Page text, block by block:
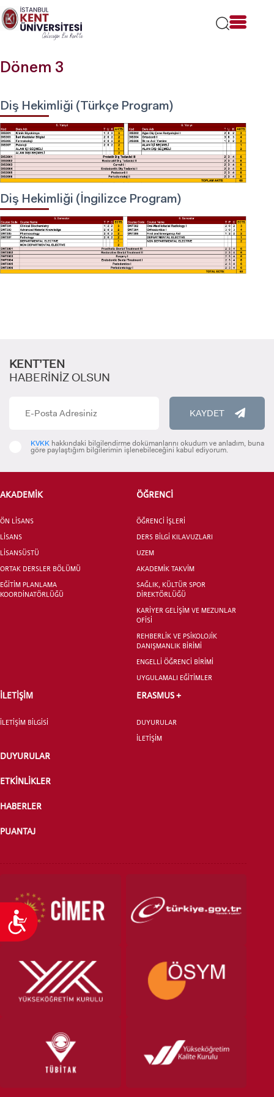
Lütfen
dikkat:
Bu
bir
içerir.
Ulaşılabilirlik
ADAY ÖĞRENCİ
INTERNATIONAL
LİSANSÜSTÜ EĞİTİM ENSTİTÜSÜ
ADAYLARI
Dönem 3
Diş Hekimliği (Türkçe Program)
Diş Hekimliği (İngilizce Program)
KENT’TEN
HABERİNİZ OLSUN
KAYDET
KVKK hakkındaki bilgilendirme dokümanlarını okudum ve anladım, buna
göre paylaştığım bilgilerimin işlenebileceğini kabul ediyorum.
AKADEMİK
ÖN LİSANS
LİSANS
LİSANSÜSTÜ
ORTAK DERSLER BÖLÜMÜ
EĞİTİM PLANLAMA
KOORDİNATÖRLÜĞÜ
ÖĞRENCİ
ÖĞRENCİ İŞLERİ
DERS BİLGİ KILAVUZLARI
UZEM
AKADEMİK TAKVİM
SAĞLIK, KÜLTÜR SPOR
DİREKTÖRLÜĞÜ
KARİYER GELİŞİM VE MEZUNLAR
OFİSİ
REHBERLİK VE PSİKOLOJİK
DANIŞMANLIK BİRİMİ
ENGELLİ ÖĞRENCİ BİRİMİ
UYGULAMALI EĞİTİMLER
İLETİŞİM
İLETİŞİM BİLGİSİ
ERASMUS +
DUYURULAR
İLETİŞİM
DUYURULAR
ETKİNLİKLER
HABERLER
PUANTAJ